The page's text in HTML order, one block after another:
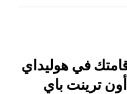
في هوليداي
ترينت باي